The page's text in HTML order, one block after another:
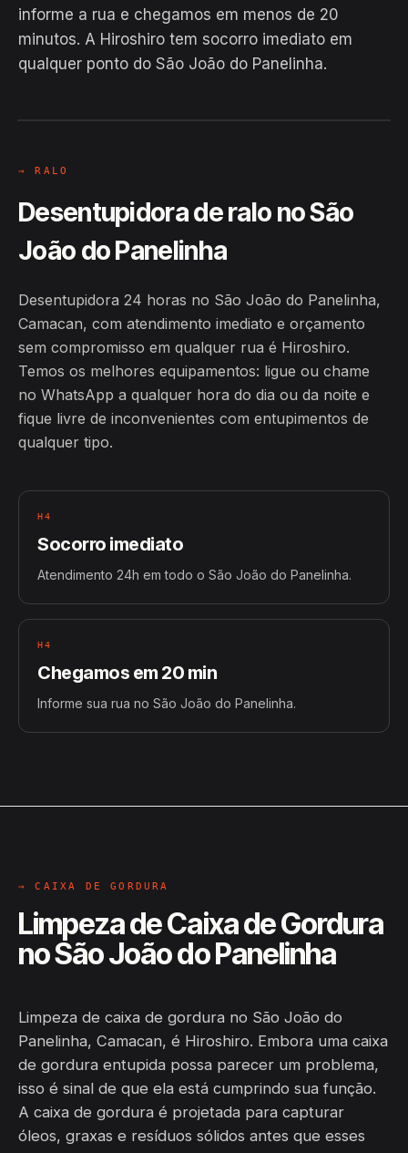
informe a rua e chegamos em menos de 20
minutos. A Hiroshiro tem socorro imediato em
qualquer ponto do São João do Panelinha.
EM CAMPO
Hiroshiro · São João do Panelinha,
→ RALO
Desentupidora de ralo no São
João do Panelinha
Desentupidora 24 horas no São João do Panelinha,
Camacan, com atendimento imediato e orçamento
sem compromisso em qualquer rua é Hiroshiro.
Temos os melhores equipamentos: ligue ou chame
no WhatsApp a qualquer hora do dia ou da noite e
fique livre de inconvenientes com entupimentos de
qualquer tipo.
H4
Socorro imediato
Atendimento 24h em todo o São João do Panelinha.
H4
Chegamos em 20 min
Informe sua rua no São João do Panelinha.
→ CAIXA DE GORDURA
Limpeza de Caixa de Gordura
no São João do Panelinha
Limpeza de caixa de gordura no São João do
Panelinha, Camacan, é Hiroshiro. Embora uma caixa
de gordura entupida possa parecer um problema,
isso é sinal de que ela está cumprindo sua função.
A caixa de gordura é projetada para capturar
óleos, graxas e resíduos sólidos antes que esses